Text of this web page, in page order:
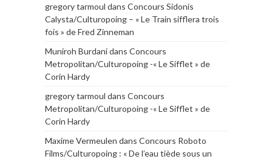
gregory tarmoul dans Concours Sidonis
Calysta/Culturopoing – « Le Train sifflera trois
fois » de Fred Zinneman
Muniroh Burdanidans Concours
Metropolitan/Culturopoing -« Le Sifflet » de
Corin Hardy
gregory tarmoul dans Concours
Metropolitan/Culturopoing -« Le Sifflet » de
Corin Hardy
Maxime Vermeulen dans Concours Roboto
Films/Culturopoing : « De l’eau tiède sous un